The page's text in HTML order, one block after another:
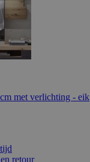
met verlichting - eik
retour